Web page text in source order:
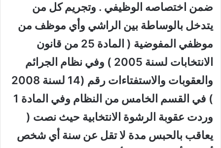
ضمن اختصاصه الوظيفي . وتجريم كل من
يتدخل بالوساطة بين الراشي وأي موظف من
موظفي المفوضية ( المادة 25 من قانون
الانتخابات لسنة 2005 ) وفي نظام الجرائم
والعقوبات والاستفتاءات رقم (14 لسنة 2008
) في القسم الخامس من النظام وفي المادة 1
وردت عقوبة الرشوة الانتخابية حيث نصت (
يعاقب بالحبس مدة لا تقل عن سنة أي شخص